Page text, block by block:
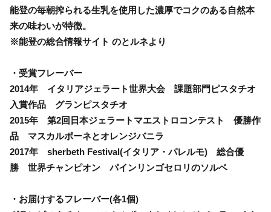
能登の毎朝搾られる生乳を使用した濃厚でコクのある自然本
来の味わいが特徴。
※能登の総合情報サイト のとルネより
・受賞フレーバー
2014年 イタリアジェラート世界大会 課題部門ピスタチオ
入賞作品 グランピスタチオ
2015年 第2回日本ジェラートマエストロコンテスト 優勝作
品 マスカルポーネとオレンジバニラ
2017年 sherbeth Festival(イタリア・パレルモ) 総合優
勝 世界チャンピオン パインリンゴセロリのソルベ
・お届けするフレーバー(各1個)